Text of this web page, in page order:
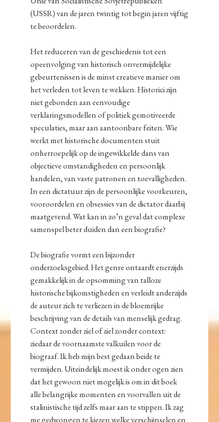
(USSR) van de jaren twintig tot begin jaren vijftig
te beoordelen.
Het reduceren van de geschiedenis tot een
opeenvolging van historisch onvermijdelijke
gebeurtenissen is de minst creatieve manier om
het verleden tot leven te wekken. Historici zijn
niet gebonden aan eenvoudige
verklaringsmodellen of politiek gemotiveerde
speculaties, maar aan aantoonbare feiten. Wie
werkt met historische documenten stuit
onherroepelijk op de ingewikkelde dans van
objectieve omstandigheden en persoonlijk
handelen, van vaste patronen en toevalligheden.
In een dictatuur zijn de persoonlijke voorkeuren,
vooroordelen en obsessies van de dictator daarbij
maatgevend. Wat kan in zo’n geval dat complexe
samenspel beter duiden dan een biografie?
De biografie vormt een bijzonder
onderzoeksgebied. Het genre ontaardt enerzijds
gemakkelijk in de opsomming van talloze
historische bijkomstigheden en verleidt anderzijds
de auteur zich te verliezen in de bloemrijke
beschrijving van de details van menselijk gedrag.
Context zonder ziel of ziel zonder context:
ziedaar de voornaamste valkuilen voor de
biograaf. Ik heb mijn best gedaan beide te
vermijden. Uiteindelijk moest ik onder ogen zien
dat het gewoon niet mogelijk is om in dit boek
alle belangrijke momenten en voorvallen uit de
stalinistische tijd zelfs maar aan te stippen. Ik zag
me gedwongen te kiezen welke verschijnselen en